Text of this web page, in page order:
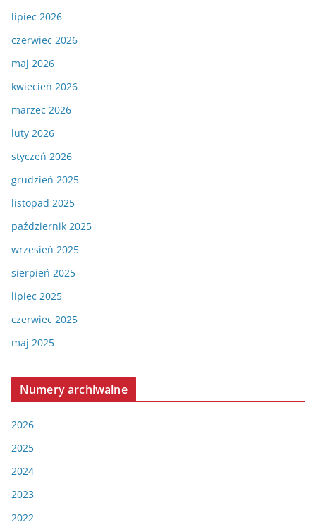
lipiec 2026
czerwiec 2026
maj 2026
kwiecień 2026
marzec 2026
luty 2026
styczeń 2026
grudzień 2025
listopad 2025
październik 2025
wrzesień 2025
sierpień 2025
lipiec 2025
czerwiec 2025
maj 2025
Numery archiwalne
2026
2025
2024
2023
2022